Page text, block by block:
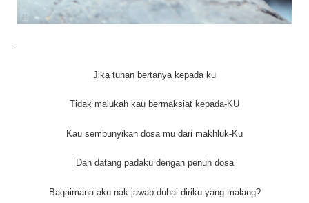
.
Jika tuhan bertanya kepada ku
Tidak malukah kau bermaksiat kepada-KU
Kau sembunyikan dosa mu dari makhluk-Ku
Dan datang padaku dengan penuh dosa
Bagaimana aku nak jawab duhai diriku yang malang?